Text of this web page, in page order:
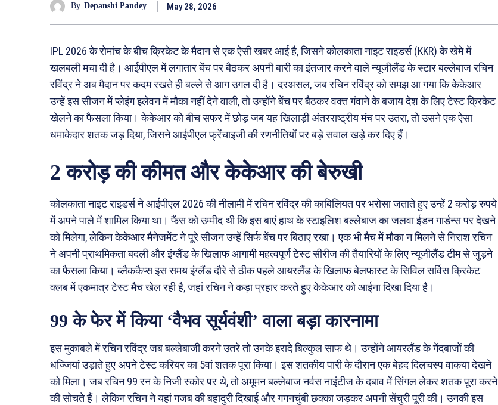
By Depanshi Pandey May 28, 2026
IPL 2026 के रोमांच के बीच क्रिकेट के मैदान से एक ऐसी खबर आई है, जिसने कोलकाता नाइट राइडर्स (KKR) के खेमे में
खलबली मचा दी है। आईपीएल में लगातार बेंच पर बैठकर अपनी बारी का इंतजार करने वाले न्यूजीलैंड के स्टार बल्लेबाज रचिन
रविंद्र ने अब मैदान पर कदम रखते ही बल्ले से आग उगल दी है। दरअसल, जब रचिन रविंद्र को समझ आ गया कि केकेआर
उन्हें इस सीजन में प्लेइंग इलेवन में मौका नहीं देने वाली, तो उन्होंने बेंच पर बैठकर वक्त गंवाने के बजाय देश के लिए टेस्ट क्रिकेट
खेलने का फैसला किया। केकेआर को बीच सफर में छोड़ जब यह खिलाड़ी अंतरराष्ट्रीय मंच पर उतरा, तो उसने एक ऐसा
धमाकेदार शतक जड़ दिया, जिसने आईपीएल फ्रेंचाइजी की रणनीतियों पर बड़े सवाल खड़े कर दिए हैं।
2 करोड़ की कीमत और केकेआर की बेरुखी
कोलकाता नाइट राइडर्स ने आईपीएल 2026 की नीलामी में रचिन रविंद्र की काबिलियत पर भरोसा जताते हुए उन्हें 2 करोड़ रुपये
में अपने पाले में शामिल किया था। फैंस को उम्मीद थी कि इस बाएं हाथ के स्टाइलिश बल्लेबाज का जलवा ईडन गार्डन्स पर देखने
को मिलेगा, लेकिन केकेआर मैनेजमेंट ने पूरे सीजन उन्हें सिर्फ बेंच पर बिठाए रखा। एक भी मैच में मौका न मिलने से निराश रचिन
ने अपनी प्राथमिकता बदली और इंग्लैंड के खिलाफ आगामी महत्वपूर्ण टेस्ट सीरीज की तैयारियों के लिए न्यूजीलैंड टीम से जुड़ने
का फैसला किया। ब्लैककैप्स इस समय इंग्लैंड दौरे से ठीक पहले आयरलैंड के खिलाफ बेलफास्ट के सिविल सर्विस क्रिकेट
क्लब में एकमात्र टेस्ट मैच खेल रही है, जहां रचिन ने कड़ा प्रहार करते हुए केकेआर को आईना दिखा दिया है।
99 के फेर में किया ‘वैभव सूर्यवंशी’ वाला बड़ा कारनामा
इस मुकाबले में रचिन रविंद्र जब बल्लेबाजी करने उतरे तो उनके इरादे बिल्कुल साफ थे। उन्होंने आयरलैंड के गेंदबाजों की
धज्जियां उड़ाते हुए अपने टेस्ट करियर का 5वां शतक पूरा किया। इस शतकीय पारी के दौरान एक बेहद दिलचस्प वाकया देखने
को मिला। जब रचिन 99 रन के निजी स्कोर पर थे, तो अमूमन बल्लेबाज नर्वस नाइंटीज के दबाव में सिंगल लेकर शतक पूरा करने
की सोचते हैं। लेकिन रचिन ने यहां गजब की बहादुरी दिखाई और गगनचुंबी छक्का जड़कर अपनी सेंचुरी पूरी की। उनकी इस